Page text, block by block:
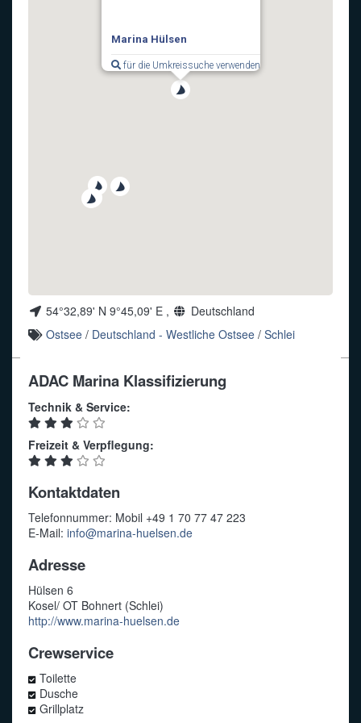
Marina Hülsen
für die Umkreissuche verwenden
54°32,89' N 9°45,09' E ,
Deutschland
Ostsee / Deutschland - Westliche Ostsee /Schlei
ADAC Marina Klassifizierung
Technik & Service:
Freizeit & Verpflegung:
Kontaktdaten
Telefonnummer: Mobil +49 1 70 77 47 223
E-Mail: info@marina-huelsen.de
Adresse
Hülsen 6
Kosel/ OT Bohnert (Schlei)
http://www.marina-huelsen.de
Crewservice
Toilette
Dusche
Grillplatz